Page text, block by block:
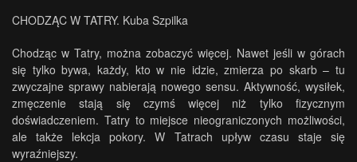
CHODZĄC W TATRY. Kuba Szpilka
Chodząc w Tatry, można zobaczyć więcej. Nawet jeśli w górach
się tylko bywa, każdy, kto w nie idzie, zmierza po skarb – tu
zwyczajne sprawy nabierają nowego sensu. Aktywność, wysiłek,
zmęczenie stają się czymś więcej niż tylko fizycznym
doświadczeniem. Tatry to miejsce nieograniczonych możliwości,
ale także lekcja pokory. W Tatrach upływ czasu staje się
wyraźniejszy.